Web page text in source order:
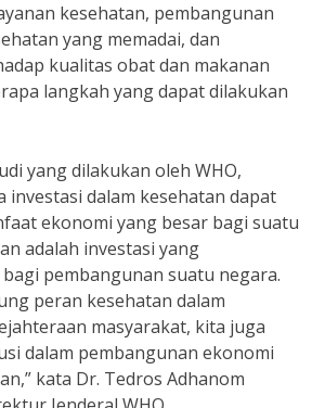
kesehatan, pembangunan
yang memadai, dan
kualitas obat dan makanan
langkah yang dapat dilakukan
yang dilakukan oleh WHO,
investasi dalam kesehatan dapat
ekonomi yang besar bagi suatu
adalah investasi yang
pembangunan suatu negara.
peran kesehatan dalam
masyarakat, kita juga
dalam pembangunan ekonomi
kata Dr. Tedros Adhanom